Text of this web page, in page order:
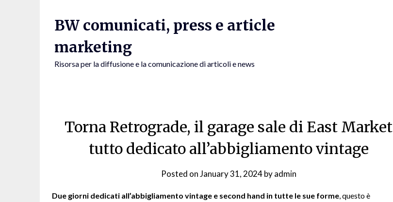
BW comunicati, press e article
marketing
Risorsa per la diffusione e la comunicazione di articoli e news
Torna Retrograde, il garage sale di East Market
tutto dedicato all’abbigliamento vintage
Posted onJanuary 31, 2024byadmin
Due giorni dedicati all’abbigliamento vintage e second hand in tutte le sue forme, questo è